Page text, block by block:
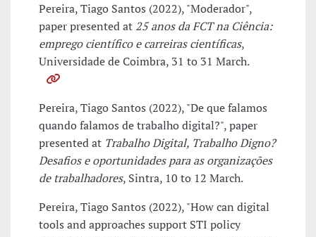
Pereira, Tiago Santos (2022), "Moderador",
paper presented at 25 anos da FCT na Ciência:
emprego científico e carreiras científicas,
Universidade de Coimbra, 31 to 31 March.
Pereira, Tiago Santos (2022), "De que falamos
quando falamos de trabalho digital?", paper
presented at Trabalho Digital, Trabalho Digno?
Desafios e oportunidades para as organizações
de trabalhadores, Sintra, 10 to 12 March.
Pereira, Tiago Santos (2022), "How can digital
tools and approaches support STI policy